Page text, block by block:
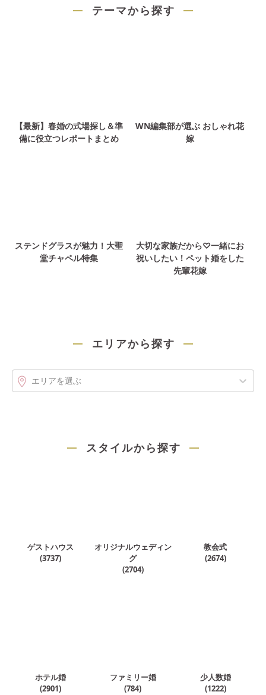
テーマから探す
【最新】春婚の式場探し＆準
備に役立つレポートまとめ
WN編集部が選ぶ おしゃれ花
嫁
ステンドグラスが魅力！大聖
堂チャペル特集
大切な家族だから♡一緒にお
祝いしたい！ペット婚をした
先輩花嫁
エリアから探す
エリアを選ぶ
スタイルから探す
ゲストハウス
(3737)
オリジナルウェディン
グ
(2704)
教会式
(2674)
ホテル婚
(2901)
ファミリー婚
(784)
少人数婚
(1222)